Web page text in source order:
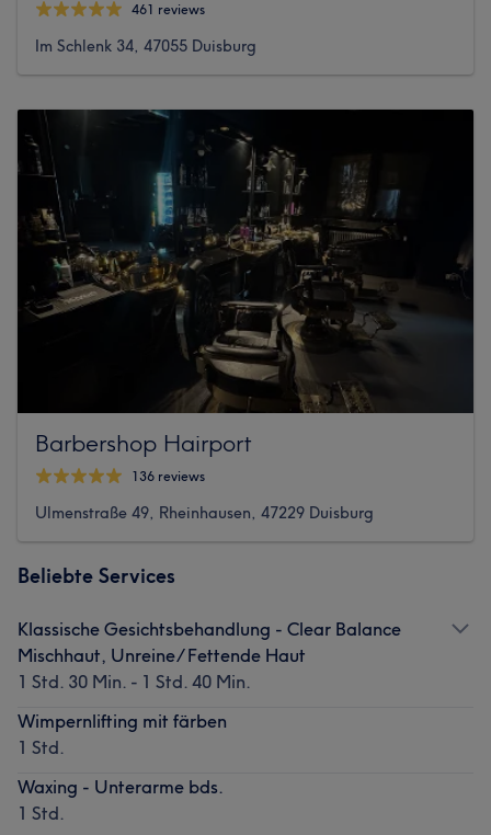
461 reviews
Im Schlenk 34, 47055 Duisburg
Barbershop Hairport
136 reviews
Ulmenstraße 49, Rheinhausen, 47229 Duisburg
Beliebte Services
Klassische Gesichtsbehandlung - Clear Balance
Mischhaut, Unreine/ Fettende Haut
1 Std. 30 Min. - 1 Std. 40 Min.
Wimpernlifting mit färben
1 Std.
Waxing - Unterarme bds.
1 Std.